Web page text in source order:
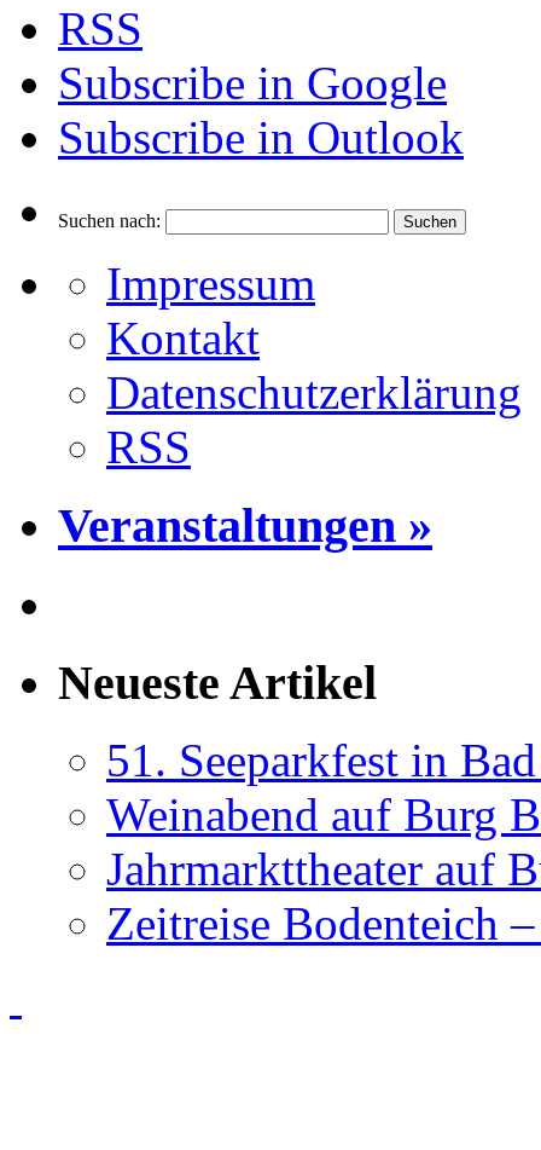
RSS
Subscribe in Google
Subscribe in Outlook
Suchen nach:
Impressum
Kontakt
Datenschutzerklärung
RSS
Veranstaltungen »
Neueste Artikel
51. Seeparkfest in
Weinabend auf Burg
Jahrmarkttheater auf
Zeitreise Bodenteich